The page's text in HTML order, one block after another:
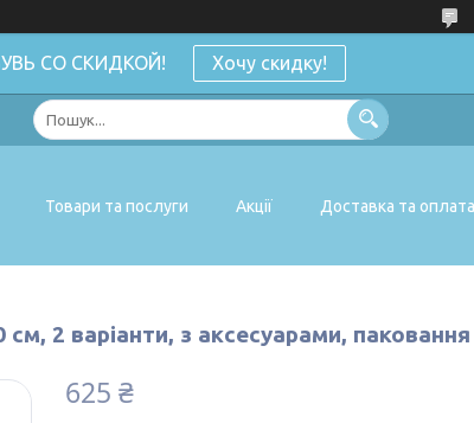
СО СКИДКОЙ! Хочу скидку!
Товари та послуги Акції Доставка та оплата
см, 2 варіанти, з аксесуарами,
625 ₴